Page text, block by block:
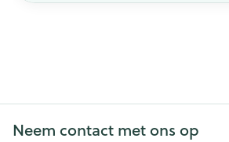
Neem contact met ons op